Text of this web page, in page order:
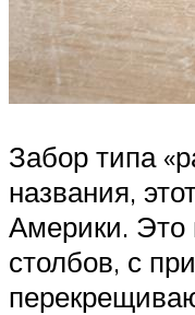
Забор типа
названия,
Америки. Это
столбов, с